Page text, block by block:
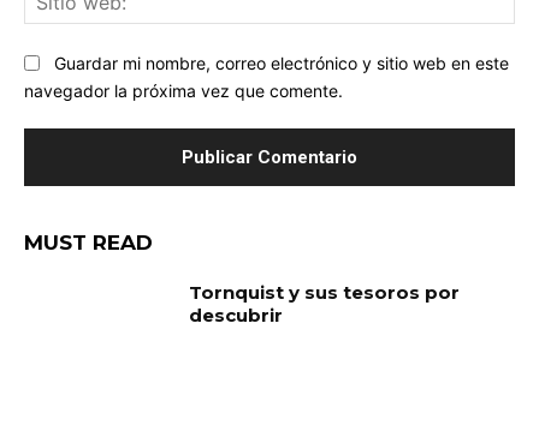
Guardar mi nombre, correo electrónico y sitio web en este
navegador la próxima vez que comente.
MUST READ
Tornquist y sus tesoros por
descubrir